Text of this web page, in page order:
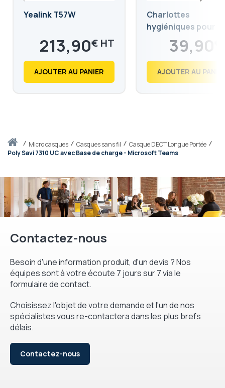
Accueilmicro casques Casques sans fil
Casque DECT Longue Portée
Poly Savi 7310 UC avec Base de charge - Microsoft Teams
Yealink T57W
213,90€
256,68
AJOUTER AU PANIER
Charlottes
hygiéniques pour
casque audio 3-
39,90
47,88
AJOUTER AU
Contactez-nous
Besoin d'une information produit, d'un devis ? Nos
équipes sont à votre écoute 7 jours sur 7 via le
formulaire de contact.
Choisissez l'objet de votre demande et l'un de nos
spécialistes vous re-contactera dans les plus brefs
délais.
Contactez-nous